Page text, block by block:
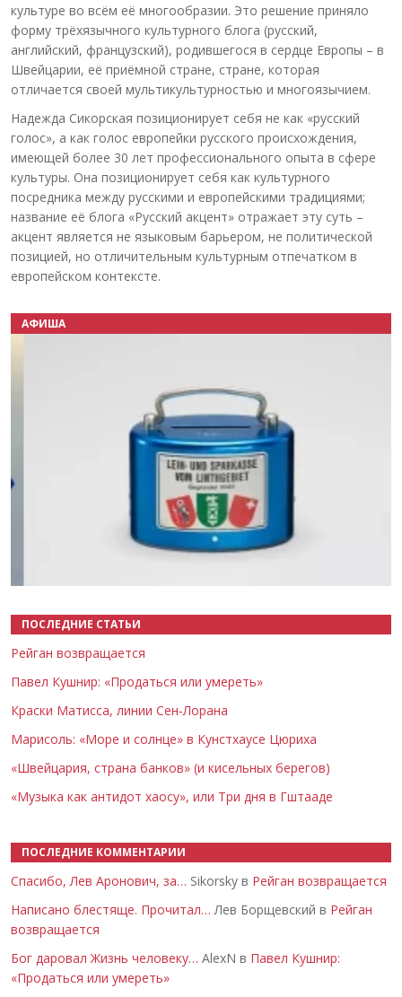
культуре во всём её многообразии. Это решение приняло
форму трёхязычного культурного блога (русский,
английский, французский), родившегося в сердце Европы – в
Швейцарии, её приёмной стране, стране, которая
отличается своей мультикультурностью и многоязычием.
Надежда Сикорская позиционирует себя не как «русский
голос», а как голос европейки русского происхождения,
имеющей более 30 лет профессионального опыта в сфере
культуры. Она позиционирует себя как культурного
посредника между русскими и европейскими традициями;
название её блога «Русский акцент» отражает эту суть –
акцент является не языковым барьером, не политической
позицией, но отличительным культурным отпечатком в
европейском контексте.
АФИША
ПОСЛЕДНИЕ СТАТЬИ
Рейган возвращается
Павел Кушнир: «Продаться или умереть»
Краски Матисса, линии Сен-Лорана
Марисоль: «Море и солнце» в Кунстхаусе Цюриха
«Швейцария, страна банков» (и кисельных берегов)
«Музыка как антидот хаосу», или Три дня в Гштааде
ПОСЛЕДНИЕ КОММЕНТАРИИ
Спасибо, Лев Аронович, за… Sikorsky в Рейган возвращается
Написано блестяще. Прочитал… Лев Борщевский в Рейган
возвращается
Бог даровал Жизнь человеку… AlexN в Павел Кушнир:
«Продаться или умереть»